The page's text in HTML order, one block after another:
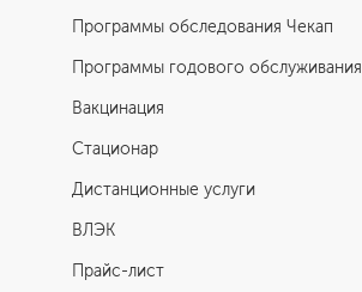
Программы обследования Чекап
Программы годового обслуживания
Вакцинация
Стационар
Дистанционные услуги
ВЛЭК
Прайс-лист